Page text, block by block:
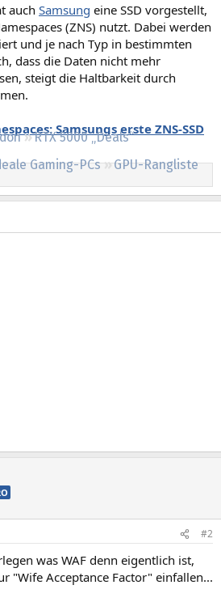
RTX 5000 „Deals“
Gaming-PCs
GPU-Rangliste
auch Samsung eine SSD vorgestellt,
(ZNS) nutzt. Dabei werden
und je nach Typ in bestimmten
dass die Daten nicht mehr
steigt die Haltbarkeit durch
Samsungs erste ZNS-SSD
#2
was WAF denn eigentlich ist,
"Wife Acceptance Factor" einfallen...